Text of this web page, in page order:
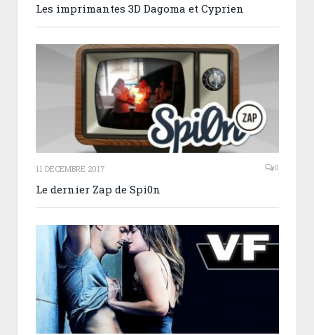
Les imprimantes 3D Dagoma et Cyprien
11 DÉCEMBRE 2017 0
Le dernier Zap de Spi0n